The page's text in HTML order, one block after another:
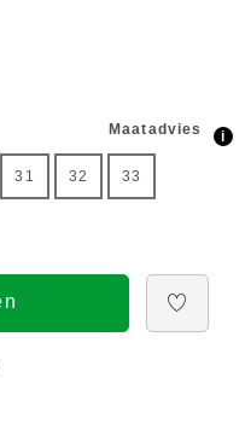
Maatadvies i
31 32 33